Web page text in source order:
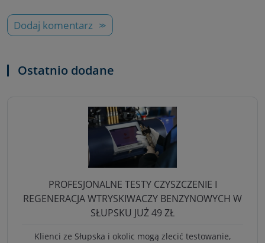
Dodaj komentarz
Ostatnio dodane
PROFESJONALNE TESTY CZYSZCZENIE I
REGENERACJA WTRYSKIWACZY BENZYNOWYCH W
SŁUPSKU JUŻ 49 ZŁ
Klienci ze Słupska i okolic mogą zlecić testowanie,